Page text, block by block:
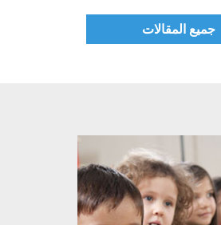
جميع المقالات